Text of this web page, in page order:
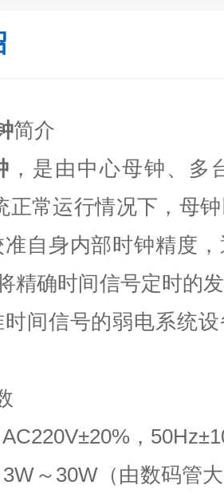
简介
，是由中心母钟、多
正常运行情况下，母
自身内部时钟精度
精确时间信号定时的
间信号的弱电系统
AC220V±20% ， 50Hz±
3W ～ 30W（由数码管